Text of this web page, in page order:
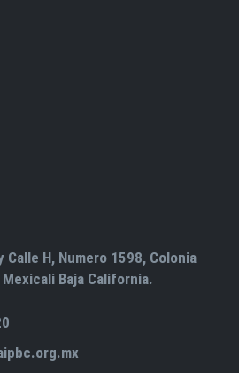
H, Numero 1598, Colonia
Baja California.